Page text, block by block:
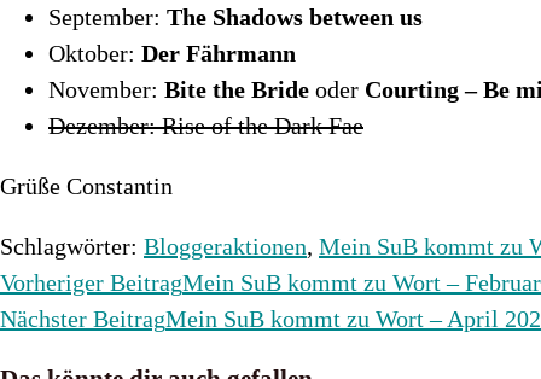
September: The Shadows between us
Oktober: Der Fährmann
November: Bite the Bride oder Courting – Be
Dezember: Rise of the Dark Fae
Grüße Constantin
Schlagwörter: Bloggeraktionen, Mein SuB kommt zu
Weitere
Artikel
Vorheriger BeitragMein SuB kommt zu Wort –
Nächster BeitragMein SuB kommt zu Wort – April